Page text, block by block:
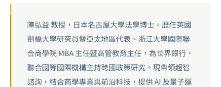
陳弘益 教授，日本名古屋大學法學博士。歷任英國
劍橋大學研究員暨亞太地區代表、浙江大學國際聯
合商學院 MBA 主任暨高管教育主任，為世界銀行、
聯合國等國際機構主持跨國政策研究。現帶領超智
諮詢，結合商學專業與前沿科技，提供 AI 及量子運